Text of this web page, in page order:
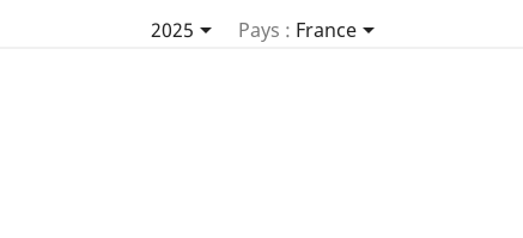
2025 Pays : France